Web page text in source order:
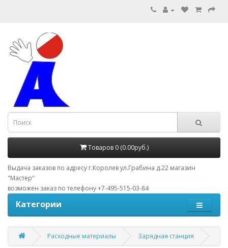
Товаров 0 (0.00руб.)
Выдача заказов по адресу г.Королев ул.Грабина д.22 магазин
"Мастер"
возможен заказ по телефону +7-495-515-03-84
Категории
Расходные материалы Зарядная станция